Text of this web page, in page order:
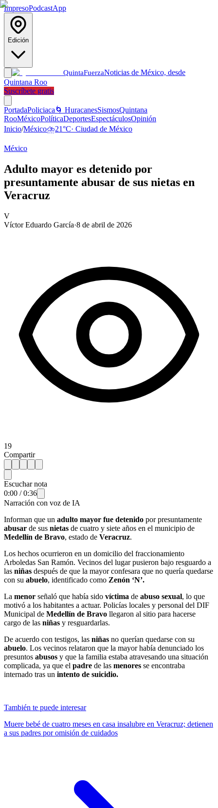
ImpresoPodcastApp
Edición
QuintaFuerzaNoticias de México, desde
Quintana Roo
Suscríbete gratis
PortadaPoliciaca 🌀 HuracanesSismosQuintana
RooMéxicoPolíticaDeportesEspectáculosOpinión
Inicio/México⛈️21°C· Ciudad de México
México
Adulto mayor es detenido por
presuntamente abusar de sus nietas en
Veracruz
V
Víctor Eduardo García·8 de abril de 2026
19
Compartir
Escuchar nota
0:00 /0:36
Narración con voz de IA
Informan que un adulto mayor fue detenido por presuntamente
abusar de sus nietas de cuatro y siete años en el municipio de
Medellín de Bravo, estado de Veracruz.
Los hechos ocurrieron en un domicilio del fraccionamiento
Arboledas San Ramón. Vecinos del lugar pusieron bajo resguardo a
las niñas después de que la mayor confesara que no quería quedarse
con su abuelo, identificado como Zenón ‘N’.
La menor señaló que había sido víctima de abuso sexual, lo que
motivó a los habitantes a actuar. Policías locales y personal del DIF
Municipal de Medellín de Bravo llegaron al sitio para hacerse
cargo de las niñas y resguardarlas.
De acuerdo con testigos, las niñas no querían quedarse con su
abuelo. Los vecinos relataron que la mayor había denunciado los
presuntos abusos y que la familia estaba atravesando una situación
complicada, ya que el padre de las menores se encontraba
internado tras un intento de suicidio.
También te puede interesar
Muere bebé de cuatro meses en casa insalubre en Veracruz; detienen
a sus padres por omisión de cuidados